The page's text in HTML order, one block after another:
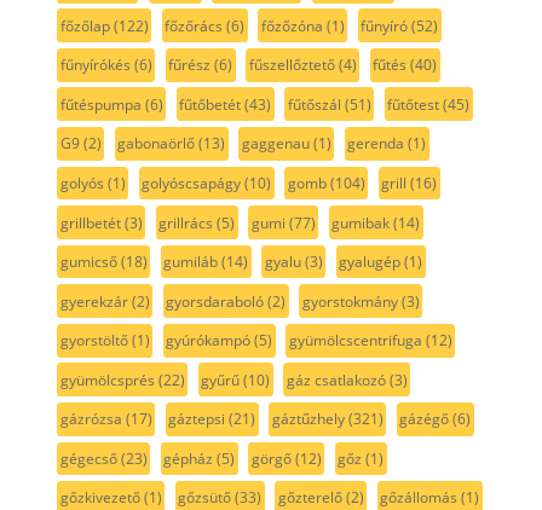
főzőlap(122) főzőrács (6) főzőzóna (1) fűnyíró(52)
fűnyírókés (6) fűrész (6) fűszellőztető(4) fűtés (40)
fűtéspumpa (6) fűtőbetét(43) fűtőszál (51) fűtőtest(45)
G9(2) gabonaörlő(13) gaggenau(1) gerenda (1)
golyós (1) golyóscsapágy(10) gomb(104) grill (16)
grillbetét(3) grillrács (5) gumi (77) gumibak(14)
gumicső(18) gumiláb(14) gyalu(3) gyalugép(1)
gyerekzár(2) gyorsdaraboló(2) gyorstokmány(3)
gyorstöltő(1) gyúrókampó(5) gyümölcscentrifuga (12)
gyümölcsprés (22) gyűrű(10) gáz csatlakozó(3)
gázrózsa (17) gáztepsi (21) gáztűzhely(321) gázégő(6)
gégecső(23) gépház (5) görgő(12) gőz (1)
gőzkivezető(1) gőzsütő(33) gőzterelő(2) gőzállomás (1)